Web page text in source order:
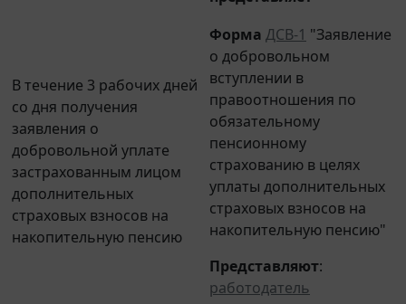
В течение 3 рабочих дней
со дня получения
заявления о
добровольной уплате
застрахованным лицом
дополнительных
страховых взносов на
накопительную пенсию
Форма ДСВ-1 "Заявление
о добровольном
вступлении в
правоотношения по
обязательному
пенсионному
страхованию в целях
уплаты дополнительных
страховых взносов на
накопительную пенсию"
Представляют
работодатель